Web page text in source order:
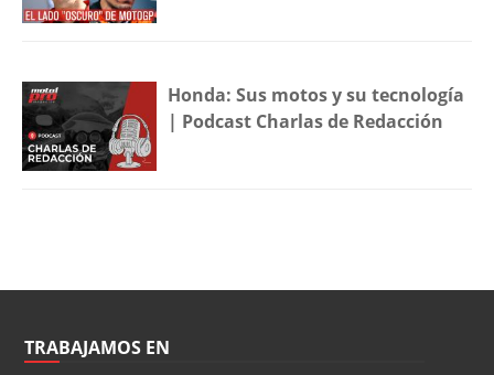
Honda: Sus motos y su tecnología
| Podcast Charlas de Redacción
TRABAJAMOS EN